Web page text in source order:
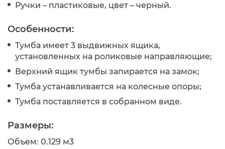
Ручки – пластиковые, цвет – черный.
Особенности:
Тумба имеет 3 выдвижных ящика,
установленных на роликовые направляющие;
Верхний ящик тумбы запирается на замок;
Тумба устанавливается на колесные опоры;
Тумба поставляется в собранном виде.
Размеры:
Объем: 0.129 м3